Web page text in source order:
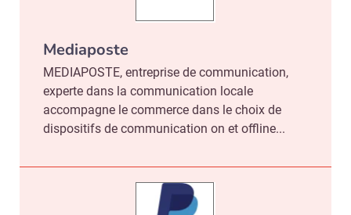
Mediaposte
MEDIAPOSTE, entreprise de communication,
experte dans la communication locale
accompagne le commerce dans le choix de
dispositifs de communication on et offline...